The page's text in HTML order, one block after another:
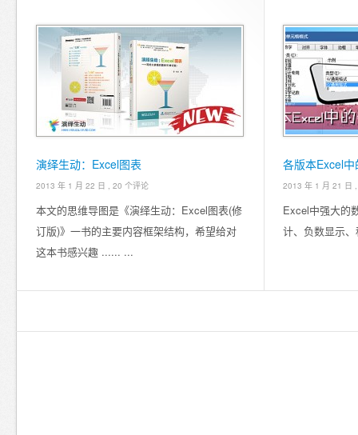
演绎生动：Excel图表
2013 年 1 月 22 日 , 20 个评论
本文的思维导图是《演绎生动：Excel图表(修
订版)》一书的主要内容框架结构，希望给对
这本书感兴趣 ...... ...
各版本Excel
2013 年 1 月 21 日
Excel中强大的
计、负数显示